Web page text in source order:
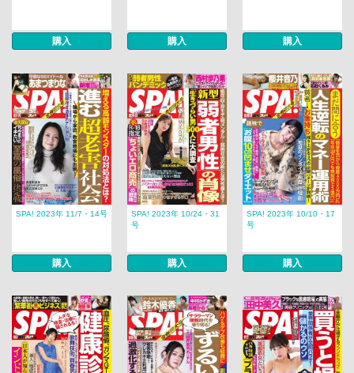
購入 購入 購入
SPA! 2023年 11/7・14号
購入
SPA! 2023年 10/24・31
号
購入
SPA! 2023年 10/10・17
号
購入